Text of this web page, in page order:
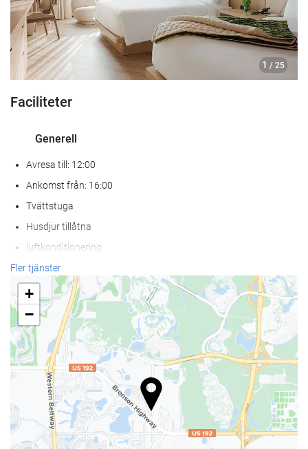
1 / 25
Faciliteter
Generell
Avresa till: 12:00
Ankomst från: 16:00
Tvättstuga
Husdjur tillåtna
luftkonditionering
Centralvärme
Hiss
Person med rörlighets svårigheter
Passar för personer med nedsatt syn
Rökfria rum
Helt rökfritt
Rökzon
Allergivänligt rum tillgängligt
Fler tjänster
+
−